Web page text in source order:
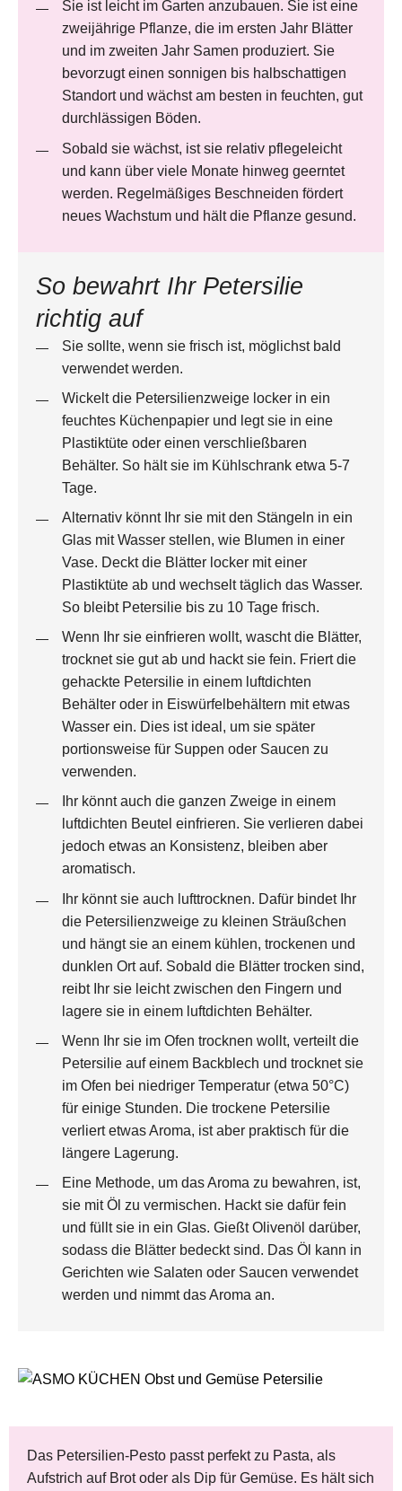
Sie ist leicht im Garten anzubauen. Sie ist eine
zweijährige Pflanze, die im ersten Jahr Blätter
und im zweiten Jahr Samen produziert. Sie
bevorzugt einen sonnigen bis halbschattigen
Standort und wächst am besten in feuchten, gut
durchlässigen Böden.
Sobald sie wächst, ist sie relativ pflegeleicht
und kann über viele Monate hinweg geerntet
werden. Regelmäßiges Beschneiden fördert
neues Wachstum und hält die Pflanze gesund.
So bewahrt Ihr Petersilie
richtig auf
Sie sollte, wenn sie frisch ist, möglichst bald
verwendet werden.
Wickelt die Petersilienzweige locker in ein
feuchtes Küchenpapier und legt sie in eine
Plastiktüte oder einen verschließbaren
Behälter. So hält sie im Kühlschrank etwa 5-7
Tage.
Alternativ könnt Ihr sie mit den Stängeln in ein
Glas mit Wasser stellen, wie Blumen in einer
Vase. Deckt die Blätter locker mit einer
Plastiktüte ab und wechselt täglich das Wasser.
So bleibt Petersilie bis zu 10 Tage frisch.
Wenn Ihr sie einfrieren wollt, wascht die Blätter,
trocknet sie gut ab und hackt sie fein. Friert die
gehackte Petersilie in einem luftdichten
Behälter oder in Eiswürfelbehältern mit etwas
Wasser ein. Dies ist ideal, um sie später
portionsweise für Suppen oder Saucen zu
verwenden.
Ihr könnt auch die ganzen Zweige in einem
luftdichten Beutel einfrieren. Sie verlieren dabei
jedoch etwas an Konsistenz, bleiben aber
aromatisch.
Ihr könnt sie auch lufttrocknen. Dafür bindet Ihr
die Petersilienzweige zu kleinen Sträußchen
und hängt sie an einem kühlen, trockenen und
dunklen Ort auf. Sobald die Blätter trocken sind,
reibt Ihr sie leicht zwischen den Fingern und
lagere sie in einem luftdichten Behälter.
Wenn Ihr sie im Ofen trocknen wollt, verteilt die
Petersilie auf einem Backblech und trocknet sie
im Ofen bei niedriger Temperatur (etwa 50°C)
für einige Stunden. Die trockene Petersilie
verliert etwas Aroma, ist aber praktisch für die
längere Lagerung.
Eine Methode, um das Aroma zu bewahren, ist,
sie mit Öl zu vermischen. Hackt sie dafür fein
und füllt sie in ein Glas. Gießt Olivenöl darüber,
sodass die Blätter bedeckt sind. Das Öl kann in
Gerichten wie Salaten oder Saucen verwendet
werden und nimmt das Aroma an.
Das Petersilien-Pesto passt perfekt zu Pasta, als
Aufstrich auf Brot oder als Dip für Gemüse. Es hält sich